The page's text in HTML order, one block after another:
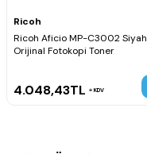
Ricoh
Ricoh Aficio MP-C3002 Siyah
Orijinal Fotokopi Toner
4.048,43TL KDV